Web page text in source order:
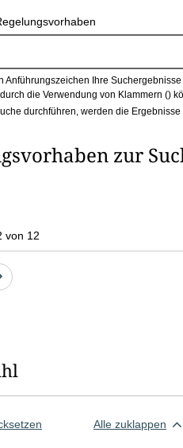
Anführungszeichen Ihre
die Verwendung von Klammern ()
durchführen, werden die Ergebnisse
zur
von 12
Eine
Alle zuklappen